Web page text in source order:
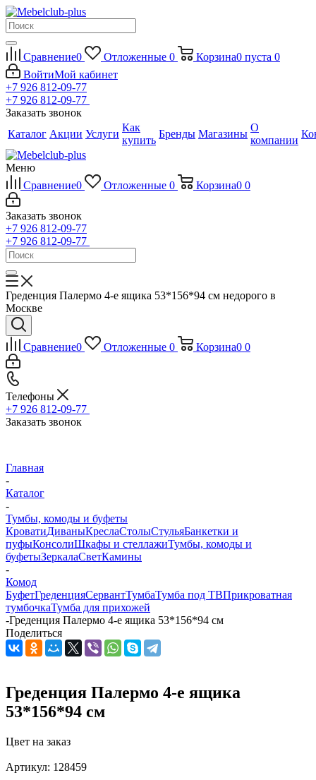
Сравнение0 Отложенные 0 Корзина0 пуста 0
ВойтиМой кабинет
+7 926 812-09-77
+7 926 812-09-77
Заказать звонок
Каталог Акции Услуги
Как
купить
Бренды Магазины
О
компании
Меню
Сравнение0 Отложенные 0 Корзина0 0
Заказать звонок
+7 926 812-09-77
+7 926 812-09-77
Греденция Палермо 4-е ящика 53*156*94 см недорого в
Москве
Сравнение0 Отложенные 0 Корзина0 0
Телефоны
+7 926 812-09-77
Заказать звонок
Главная
-
Каталог
-
Тумбы, комоды и буфеты
КроватиДиваныКреслаСтолыСтульяБанкетки и
пуфыКонсолиШкафы и стеллажиТумбы, комоды и
буфетыЗеркалаСветКамины
-
Комод
БуфетГреденцияСервантТумбаТумба под ТВПрикроватная
тумбочкаТумба для прихожей
-Греденция Палермо 4-е ящика 53*156*94 см
Поделиться
Греденция Палермо 4-е ящика
53*156*94 см
Цвет на заказ
Артикул: 128459